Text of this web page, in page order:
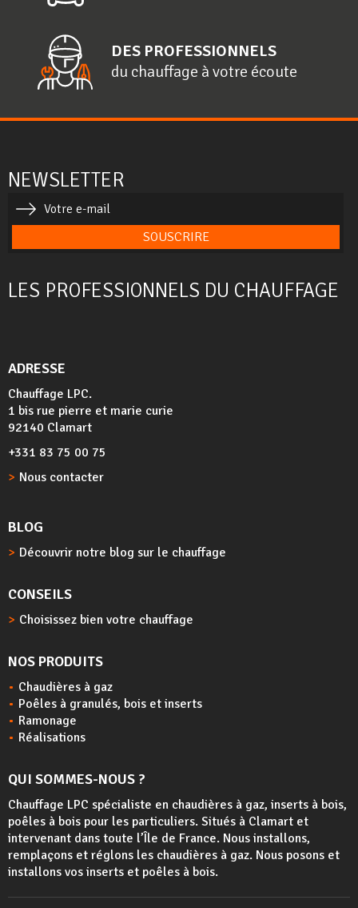
DES PROFESSIONNELS
du chauffage à votre écoute
NEWSLETTER
SOUSCRIRE
LES PROFESSIONNELS DU CHAUFFAGE
ADRESSE
Chauffage LPC.
1 bis rue pierre et marie curie
92140 Clamart
+331 83 75 00 75
Nous contacter
BLOG
Découvrir notre blog sur le chauffage
CONSEILS
Choisissez bien votre chauffage
NOS PRODUITS
Chaudières à gaz
Poêles à granulés, bois et inserts
Ramonage
Réalisations
QUI SOMMES-NOUS ?
Chauffage LPC spécialiste en chaudières à gaz, inserts à bois,
poêles à bois pour les particuliers. Situés à Clamart et
intervenant dans toute l’Île de France. Nous installons,
remplaçons et réglons les chaudières à gaz. Nous posons et
installons vos inserts et poêles à bois.